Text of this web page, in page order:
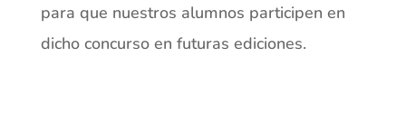
para que nuestros alumnos participen en
dicho concurso en futuras ediciones.